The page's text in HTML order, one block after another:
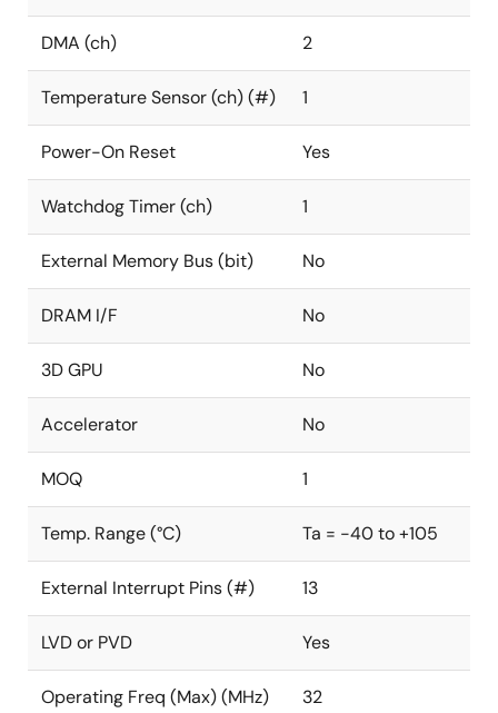
DMA (ch) 2
Temperature Sensor (ch) (#) 1
Power-On Reset Yes
Watchdog Timer (ch) 1
External Memory Bus (bit) No
DRAM I/F No
3D GPU No
Accelerator No
MOQ 1
Temp. Range (°C) Ta = -40 to +105
External Interrupt Pins (#) 13
LVD or PVD Yes
Operating Freq (Max) (MHz) 32